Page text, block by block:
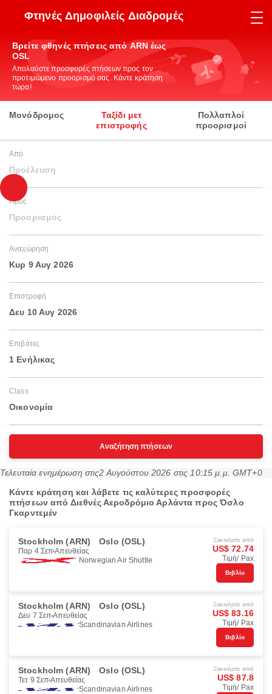
Φτηνές Δημοφιλείς Διαδρομές
Βρείτε φθηνές πτήσεις από ARN έως
OSL
Απολαύστε προσφορές πτήσεων προς τον
προτιμώμενο προορισμό σας. Κάντε κράτηση
τώρα!
Μονόδρομος
Ταξίδι μετ
επιστροφής
Πολλαπλοί
προορισμοί
Από
Προέλευση
Προς
Προορισμός
Αναχώρηση
Κυρ 9 Αυγ 2026
Επιστροφή
Δευ 10 Αυγ 2026
Επιβάτες
1 Ενήλικας
Class
Οικονομία
Αναζήτηση πτήσεων
Τελευταία ενημέρωση στις2 Αυγούστου 2026 στις 10:15 μ.μ. GMT+0
Κάντε κράτηση και λάβετε τις καλύτερες προσφορές
πτήσεων από Διεθνές Αεροδρόμιο Αρλάντα προς Όσλο
Γκαρντεμέν
Stockholm (ARN) Oslo (OSL)
Παρ 4 Σεπ Απευθείας
Norwegian Air Shuttle
Ξεκινήστε από
US$ 72.74
Τιμή/ Pax
Βιβλίο
Stockholm (ARN) Oslo (OSL)
Δευ 7 Σεπ Απευθείας
Scandinavian Airlines
Ξεκινήστε από
US$ 83.16
Τιμή/ Pax
Βιβλίο
Stockholm (ARN) Oslo (OSL)
Τετ 9 Σεπ Απευθείας
Scandinavian Airlines
Ξεκινήστε από
US$ 87.8
Τιμή/ Pax